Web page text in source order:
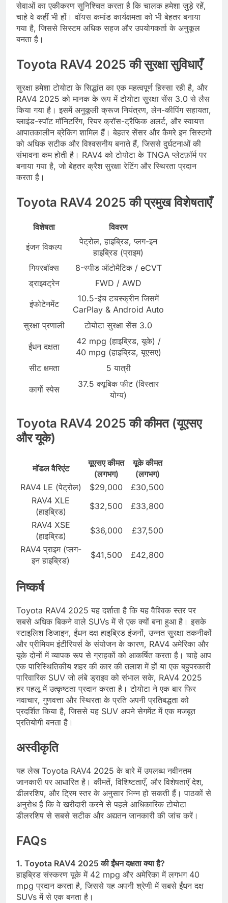
सेवाओं का एकीकरण सुनिश्चित करता है कि चालक हमेशा जुड़े रहें,
चाहे वे कहीं भी हों। वॉयस कमांड कार्यक्षमता को भी बेहतर बनाया
गया है, जिससे सिस्टम अधिक सहज और उपयोगकर्ता के अनुकूल
बनता है।
Toyota RAV4 2025 की सुरक्षा सुविधाएँ
सुरक्षा हमेशा टोयोटा के सिद्धांत का एक महत्वपूर्ण हिस्सा रही है, और
RAV4 2025 को मानक के रूप में टोयोटा सुरक्षा सेंस 3.0 से लैस
किया गया है। इसमें अनुकूली क्रूज नियंत्रण, लेन-कीपिंग सहायता,
ब्लाइंड-स्पॉट मॉनिटरिंग, रियर क्रॉस-ट्रैफिक अलर्ट, और स्वायत्त
आपातकालीन ब्रेकिंग शामिल हैं। बेहतर सेंसर और कैमरे इन सिस्टमों
को अधिक सटीक और विश्वसनीय बनाते हैं, जिससे दुर्घटनाओं की
संभावना कम होती है। RAV4 को टोयोटा के TNGA प्लेटफ़ॉर्म पर
बनाया गया है, जो बेहतर क्रैश सुरक्षा रेटिंग और स्थिरता प्रदान
करता है।
Toyota RAV4 2025 की प्रमुख विशेषताएँ
विशेषता
विवरण
इंजन विकल्प
पेट्रोल, हाइब्रिड, प्लग-इन
हाइब्रिड (प्राइम)
गियरबॉक्स
8-स्पीड ऑटोमैटिक / eCVT
ड्राइवट्रेन
FWD / AWD
इंफोटेनमेंट
10.5-इंच टचस्क्रीन जिसमें
CarPlay & Android Auto
सुरक्षा प्रणाली
टोयोटा सुरक्षा सेंस 3.0
ईंधन दक्षता
42 mpg (हाइब्रिड, यूके) /
40 mpg (हाइब्रिड, यूएसए)
सीट क्षमता
5 यात्री
कार्गो स्पेस
37.5 क्यूबिक फीट (विस्तार
योग्य)
Toyota RAV4 2025 की कीमत (यूएसए
और यूके)
मॉडल वैरिएंट
यूएसए कीमत
(लगभग)
यूके कीमत
(लगभग)
RAV4 LE (पेट्रोल)
$29,000
£30,500
RAV4 XLE
(हाइब्रिड)
$32,500
£33,800
RAV4 XSE
(हाइब्रिड)
$36,000
£37,500
RAV4 प्राइम (प्लग-
इन हाइब्रिड)
$41,500 £42,800
निष्कर्ष
Toyota RAV4 2025 यह दर्शाता है कि यह वैश्विक स्तर पर
सबसे अधिक बिकने वाले SUVs में से एक क्यों बना हुआ है। इसके
स्टाइलिश डिजाइन, ईंधन दक्ष हाइब्रिड इंजनों, उन्नत सुरक्षा तकनीकों
और प्रीमियम इंटीरियर्स के संयोजन के कारण, RAV4 अमेरिका और
यूके दोनों में व्यापक रूप से ग्राहकों को आकर्षित करता है। चाहे आप
एक पारिस्थितिकीय शहर की कार की तलाश में हों या एक बहुपरकारी
पारिवारिक SUV जो लंबे ड्राइव को संभाल सके, RAV4 2025
हर पहलू में उत्कृष्टता प्रदान करता है। टोयोटा ने एक बार फिर
नवाचार, गुणवत्ता और स्थिरता के प्रति अपनी प्रतिबद्धता को
प्रदर्शित किया है, जिससे यह SUV अपने सेगमेंट में एक मजबूत
प्रतियोगी बनता है।
अस्वीकृति
यह लेख Toyota RAV4 2025 के बारे में उपलब्ध नवीनतम
जानकारी पर आधारित है। कीमतें, विशिष्टताएँ, और विशेषताएँ देश,
डीलरशिप, और ट्रिम स्तर के अनुसार भिन्न हो सकती हैं। पाठकों से
अनुरोध है कि वे खरीदारी करने से पहले आधिकारिक टोयोटा
डीलरशिप से सबसे सटीक और अद्यतन जानकारी की जांच करें।
FAQs
1. Toyota RAV4 2025 की ईंधन दक्षता क्या है?
हाइब्रिड संस्करण यूके में 42 mpg और अमेरिका में लगभग 40
mpg प्रदान करता है, जिससे यह अपनी श्रेणी में सबसे ईंधन दक्ष
SUVs में से एक बनता है।